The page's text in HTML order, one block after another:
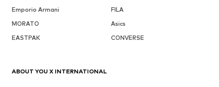
Emporio Armani
FILA
MORATO
Asics
EASTPAK
CONVERSE
ABOUT YOU X INTERNATIONAL